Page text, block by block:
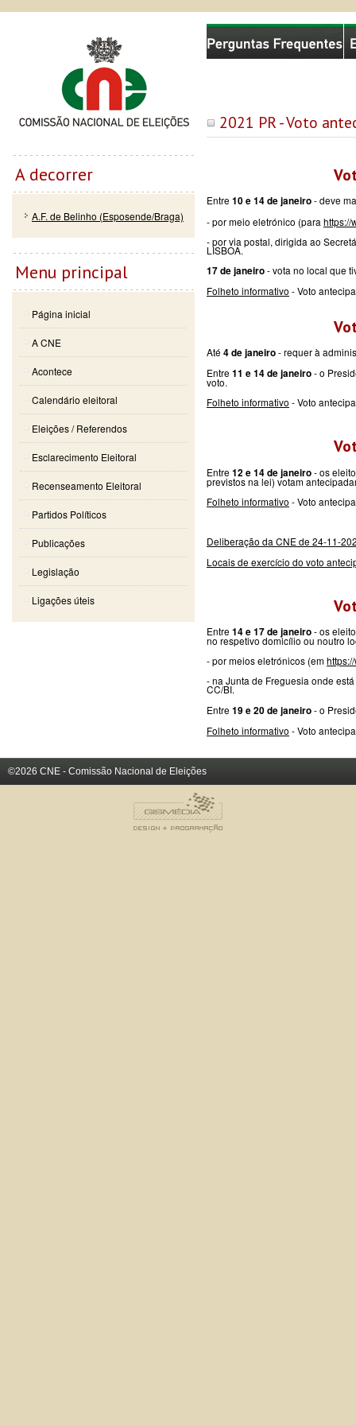
2021 PR - Voto
Entre 10 e 14 de janeiro- deve
- por meio eletrónico (para https://
- por via postal, dirigida ao
LISBOA.
17 de janeiro- vota no local que
Folheto informativo - Voto
Até 4 de janeiro- requer à
Entre 11 e 14 de janeiro- o
voto.
Folheto informativo - Voto
Entre 12 e 14 de janeiro- os
previstos na lei) votam
Folheto informativo - Voto
Deliberação da CNE de 24-11-
Locais de exercício do voto
Entre 14 e 17 de janeiro- os
no respetivo domicílio ou noutro
- por meios eletrónicos (em
- na Junta de Freguesia onde
CC/BI.
Entre 19 e 20 de janeiro- o
Folheto informativo - Voto
Comissão Nacional de Eleições
A decorrer
A.F. de Belinho (Esposende/Braga)
Menu principal
Página inicial
A CNE
Acontece
Calendário eleitoral
Eleições / Referendos
Esclarecimento Eleitoral
Recenseamento Eleitoral
Partidos Políticos
Publicações
Legislação
Ligações úteis
©2026 CNE - Comissão Nacional de Eleições